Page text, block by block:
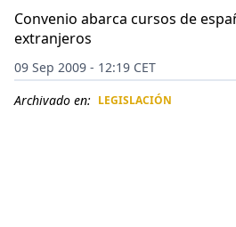
Convenio abarca cursos de
extranjeros
09 Sep 2009 - 12:19 CET
Archivado en: LEGISLACIÓN